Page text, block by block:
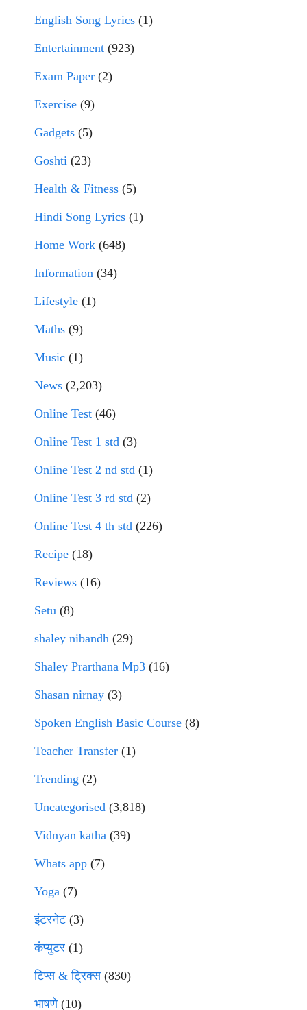
English Song Lyrics (1)
Entertainment (923)
Exam Paper (2)
Exercise (9)
Gadgets (5)
Goshti (23)
Health & Fitness (5)
Hindi Song Lyrics (1)
Home Work (648)
Information (34)
Lifestyle (1)
Maths (9)
Music (1)
News (2,203)
Online Test (46)
Online Test 1 std (3)
Online Test 2 nd std (1)
Online Test 3 rd std (2)
Online Test 4 th std (226)
Recipe (18)
Reviews (16)
Setu (8)
shaley nibandh (29)
Shaley Prarthana Mp3 (16)
Shasan nirnay (3)
Spoken English Basic Course (8)
Teacher Transfer (1)
Trending (2)
Uncategorised (3,818)
Vidnyan katha (39)
Whats app (7)
Yoga (7)
इंटरनेट(3)
कंप्युटर (1)
टिप्स & ट्रिक्स(830)
भाषणे(10)